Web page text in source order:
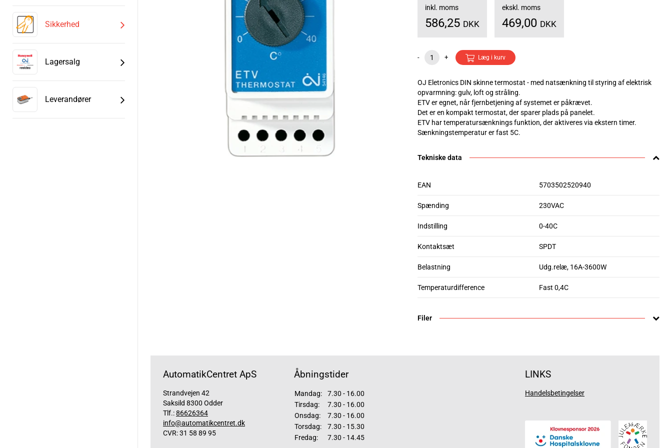
Sikkerhed
Lagersalg
Leverandører
inkl. moms
586,25 DKK
ekskl. moms
469,00 DKK
- + Læg i kurv
OJ Eletronics DIN skinne termostat - med natsænkning til styring af elektrisk
opvarmning: gulv, loft og stråling.
ETV er egnet, når fjernbetjening af systemet er påkrævet.
Det er en kompakt termostat, der sparer plads på panelet.
ETV har temperatursænknings funktion, der aktiveres via ekstern timer.
Sænkningstemperatur er fast 5C.
Tekniske data
EAN 5703502520940
Spænding 230VAC
Indstilling 0-40C
Kontaktsæt SPDT
Belastning Udg.relæ, 16A-3600W
Temperaturdifference Fast 0,4C
Filer
AutomatikCentret ApS
Strandvejen 42
Saksild 8300 Odder
Tlf.:86626364
info@automatikcentret.dk
CVR: 31 58 89 95
Åbningstider
Mandag:
7.30 - 16.00
Tirsdag:
7.30 - 16.00
Onsdag:
7.30 - 16.00
Torsdag:
7.30 - 15.30
Fredag:
7.30 - 14.45
LINKS
Handelsbetingelser